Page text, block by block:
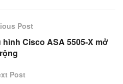
Post
Cisco ASA 5505-X mở
rộng
Post